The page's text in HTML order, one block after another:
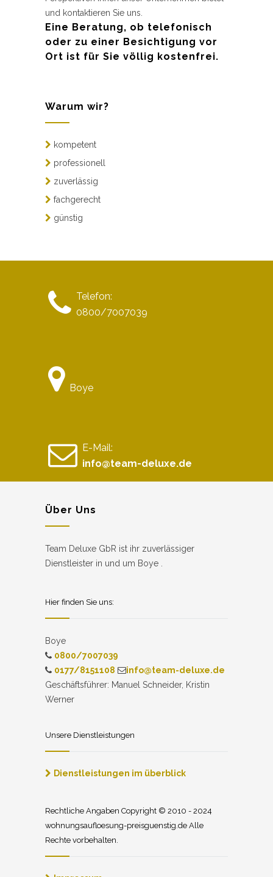
und kontaktieren Sie uns.
Eine Beratung, ob telefonisch
oder zu einer Besichtigung vor
Ort ist für Sie völlig kostenfrei.
Warum wir?
kompetent
professionell
zuverlässig
fachgerecht
günstig
Telefon:
0800/7007039
Boye
E-Mail:
info@team-deluxe.de
Über Uns
Team Deluxe GbR ist ihr zuverlässiger
Dienstleister in und um Boye .
Hier finden Sie uns:
Boye
0800/7007039
0177/8151108
info@team-deluxe.de
Geschäftsführer: Manuel Schneider, Kristin
Werner
Unsere Dienstleistungen
Dienstleistungen im überblick
Rechtliche Angaben Copyright © 2010 - 2024
wohnungsaufloesung-preisguenstig.de Alle
Rechte vorbehalten.